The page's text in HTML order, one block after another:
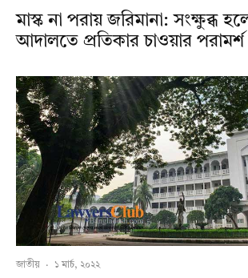
মাস্ক না পরায় জরিমানা: সংক্ষুব্ধ
আদালতে প্রতিকার চাওয়ার পরামর্শ
জাতীয় · ১ মার্চ, ২০২২